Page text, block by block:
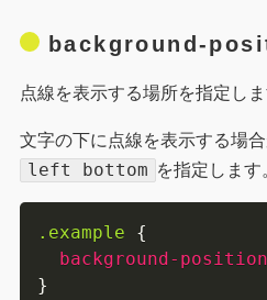
background-
点線を表示する場所を指定しま
文字の下に点線を表示する場合
left bottom を指定します
.example
{
background-position
}